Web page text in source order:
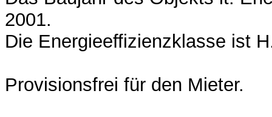
2001.
Die Energieeffizienzklasse ist
Provisionsfrei für den Mieter.